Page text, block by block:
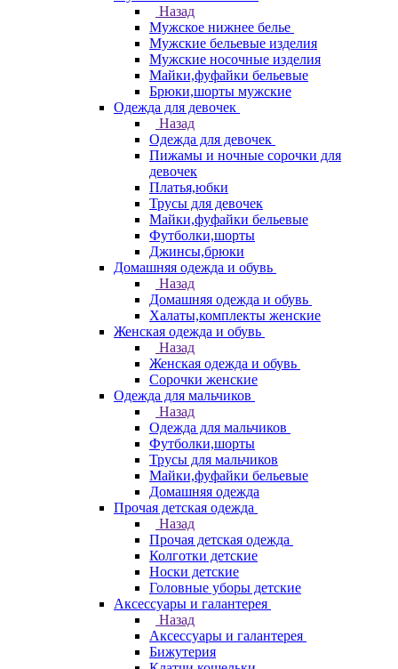
Назад
Мужское нижнее белье
Мужские бельевые изделия
Мужские носочные изделия
Майки,фуфайки бельевые
Брюки,шорты мужские
Одежда для девочек
Назад
Одежда для девочек
Пижамы и ночные сорочки для
девочек
Платья,юбки
Трусы для девочек
Майки,фуфайки бельевые
Футболки,шорты
Джинсы,брюки
Домашняя одежда и обувь
Назад
Домашняя одежда и обувь
Халаты,комплекты женские
Женская одежда и обувь
Назад
Женская одежда и обувь
Сорочки женские
Одежда для мальчиков
Назад
Одежда для мальчиков
Футболки,шорты
Трусы для мальчиков
Майки,фуфайки бельевые
Домашняя одежда
Прочая детская одежда
Назад
Прочая детская одежда
Колготки детские
Носки детские
Головные уборы детские
Аксессуары и галантерея
Назад
Аксессуары и галантерея
Бижутерия